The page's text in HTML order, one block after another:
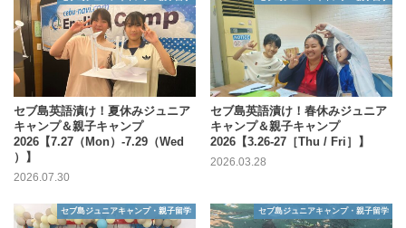
セブ島英語漬け！夏休みジュニア
キャンプ＆親子キャンプ
2026【7.27（Mon）-7.29（Wed
）】
2026.07.30
セブ島英語漬け！春休みジュニア
キャンプ＆親子キャンプ
2026【3.26-27［Thu / Fri］】
2026.03.28
セブ島ジュニアキャンプ・親子留学 セブ島ジュニアキャンプ・親子留学